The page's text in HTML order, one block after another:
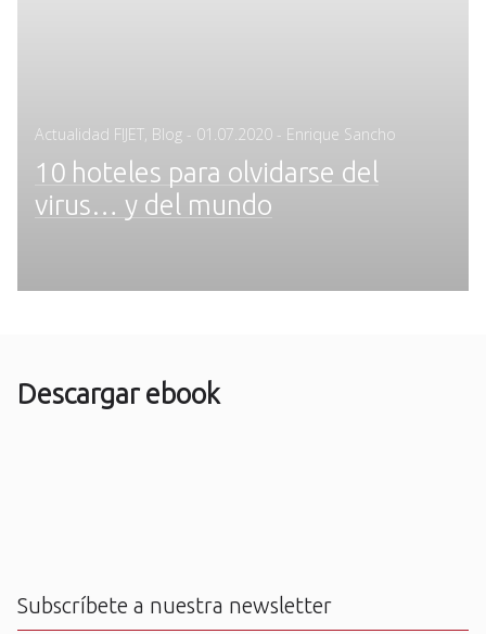
Actualidad FIJET Blog - Posted
01.07.2020 - Enrique Sancho
10 hoteles para olvidarse del
virus… y del mundo
Descargar ebook
Subscríbete a nuestra newsletter